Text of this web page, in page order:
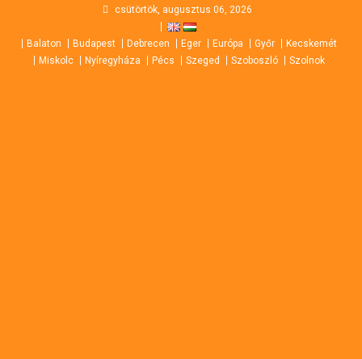
content
csütörtök, augusztus 06, 2026
Balaton Budapest Debrecen Eger Európa Győr
Kecskemét
Miskolc
Nyíregyháza Pécs Szeged Szoboszló Szolnok